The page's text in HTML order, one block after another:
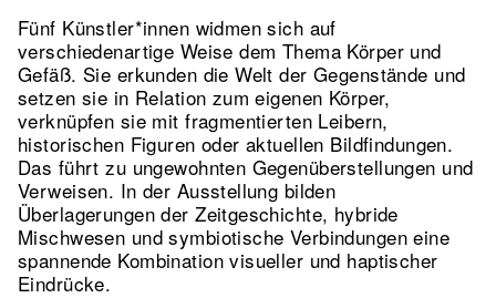
Fünf Künstler*innen widmen sich auf
verschiedenartige Weise dem Thema Körper und
Gefäß. Sie erkunden die Welt der Gegenstände und
setzen sie in Relation zum eigenen Körper,
verknüpfen sie mit fragmentierten Leibern,
historischen Figuren oder aktuellen Bildfindungen.
Das führt zu ungewohnten Gegenüberstellungen und
Verweisen. In der Ausstellung bilden
Überlagerungen der Zeitgeschichte, hybride
Mischwesen und symbiotische Verbindungen eine
spannende Kombination visueller und haptischer
Eindrücke.